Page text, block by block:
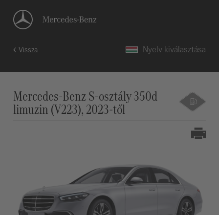
Vissza Nyelv kiválasztása
Mercedes-Benz S-osztály 350d
limuzin (V223), 2023-től